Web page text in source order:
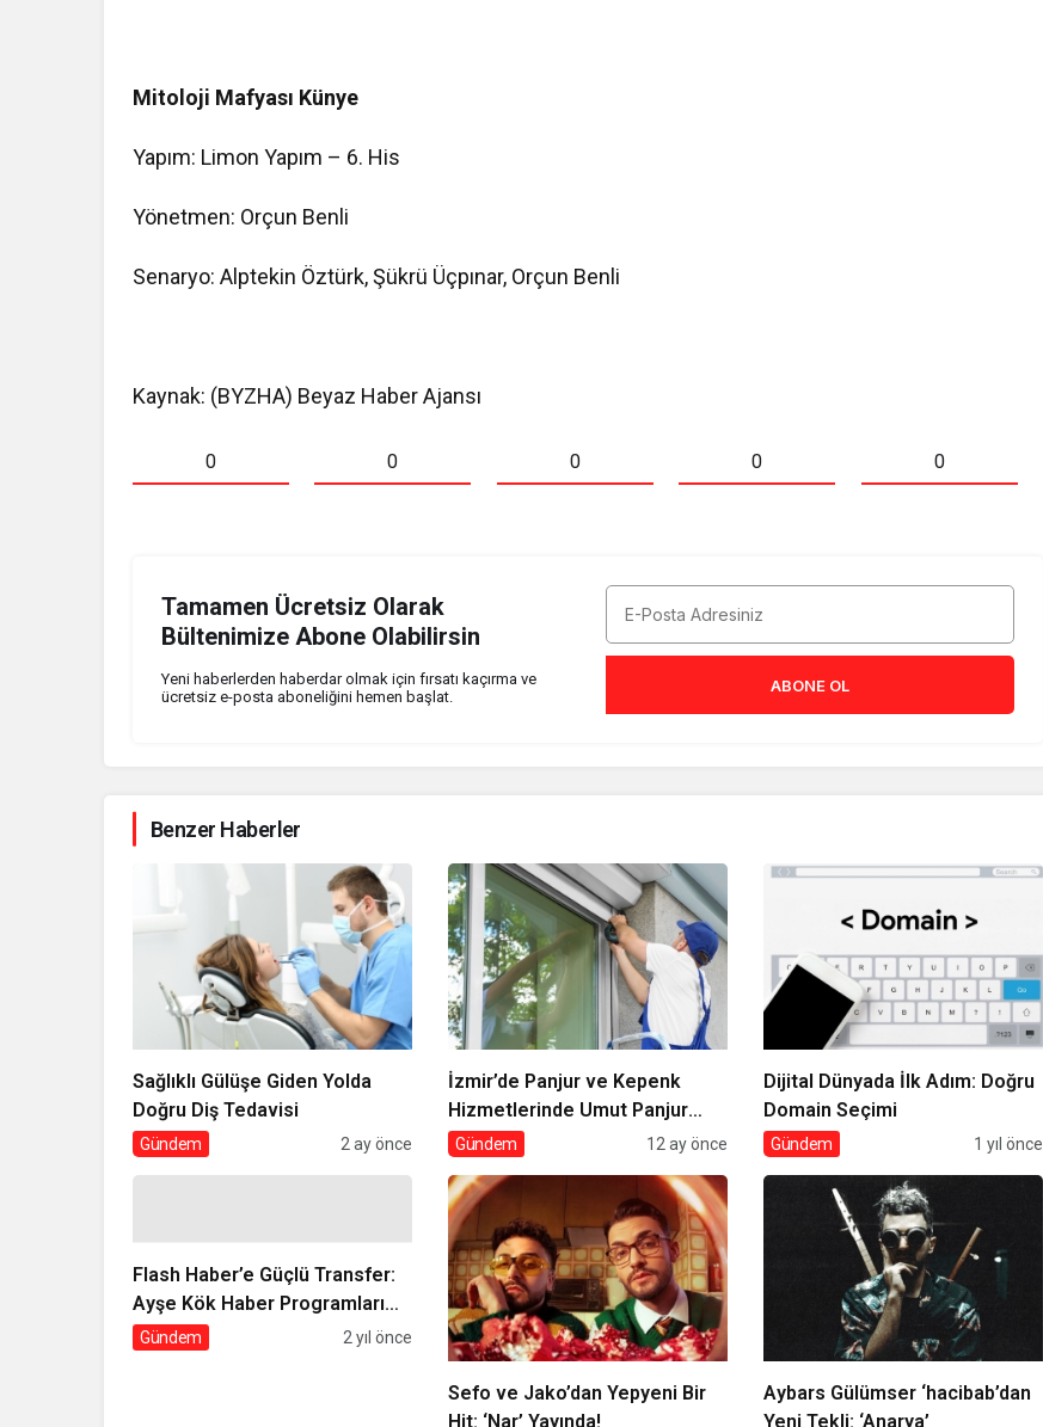
Mitoloji Mafyası Künye
Yapım: Limon Yapım – 6. His
Yönetmen: Orçun Benli
Senaryo: Alptekin Öztürk, Şükrü Üçpınar, Orçun Benli
Kaynak: (BYZHA) Beyaz Haber Ajansı
0 0 0 0 0
Tamamen Ücretsiz Olarak
Bültenimize Abone Olabilirsin
Yeni haberlerden haberdar olmak için fırsatı kaçırma ve
ücretsiz e-posta aboneliğini hemen başlat.
ABONE OL
Benzer Haberler
Sağlıklı Gülüşe Giden Yolda
Doğru Diş Tedavisi
Gündem 2 ay önce
İzmir’de Panjur ve Kepenk
Hizmetlerinde Umut Panjur
Farkı
Gündem 12 ay önce
Dijital Dünyada İlk Adım: Doğru
Domain Seçimi
Gündem 1 yıl önce
Flash Haber’e Güçlü Transfer:
Ayşe Kök Haber Programları
İçerik Direktörü Oldu!
Gündem 2 yıl önce
Sefo ve Jako’dan Yepyeni Bir
Hit: ‘Nar’ Yayında!
Aybars Gülümser ‘hacibab’dan
Yeni Tekli: ‘Anarya’